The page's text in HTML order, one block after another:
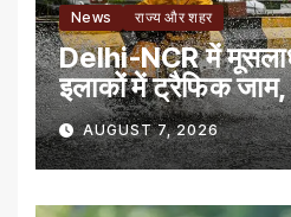
News राज्य और शहर
Delhi-NCR में
इलाकों में ट्रैफिक जाम,
AUGUST 7, 2026